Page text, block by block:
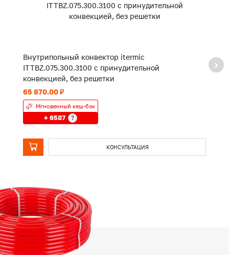
Внутрипольный конвектор itermic
ITTBZ.075.300.3100 с принудительной
конвекцией, без решетки
65 870.00 ₽
Мгновенный кеш-бэк
+ 6587 ?
КОНСУЛЬТАЦИЯ